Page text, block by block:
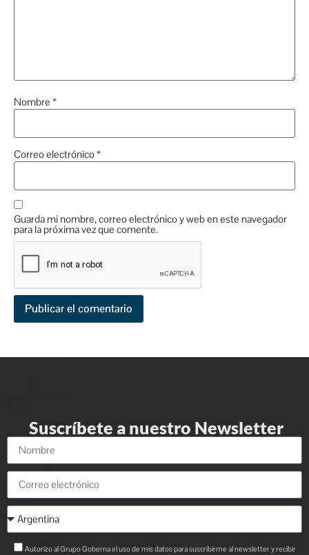
Nombre *
Correo electrónico*
Guarda mi nombre, correo electrónico y web en este navegador
para la próxima vez que comente.
Suscríbete a nuestro Newsletter
Autorizo al Grupo Goberna el uso de mis datos para suscribirme al newsletter y recibir